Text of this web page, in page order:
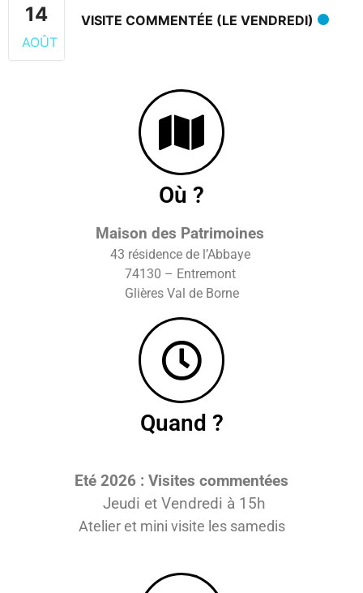
14
AOÛT
VISITE COMMENTÉE (LE VENDREDI)
Où ?
Maison des Patrimoines
43 résidence de l’Abbaye
74130 – Entremont
Glières Val de Borne
Quand ?
Eté 2026 : Visites commentées
Jeudi et Vendredi à 15h
Atelier et mini visite les samedis